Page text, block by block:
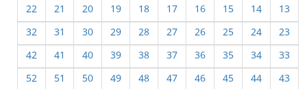
13
14
15
16
17
18
19
20
21
22
23
24
25
26
27
28
29
30
31
32
33
34
35
36
37
38
39
40
41
42
43
44
45
46
47
48
49
50
51
52